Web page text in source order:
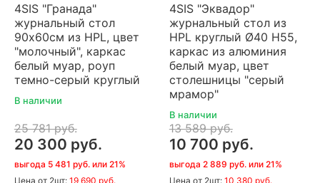
4SIS "Гранада"
журнальный стол
90х60см из HPL, цвет
"молочный", каркас
белый муар, роуп
темно-серый круглый
В наличии
25 781 руб.
20 300 руб.
выгода 5 481 руб. или 21%
Цена от 2шт: 19 690 руб.
4SIS "Эквадор"
журнальный стол из
HPL круглый Ø40 H55,
каркас из алюминия
белый муар, цвет
столешницы "серый
мрамор"
В наличии
13 589 руб.
10 700 руб.
выгода 2 889 руб. или 21%
Цена от 2шт: 10 380 руб.